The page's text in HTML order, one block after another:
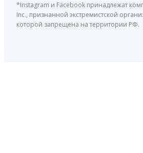
*Instagram и Facebook принадлежат
Inc., признанной экстремистской
которой запрещена на территории РФ.